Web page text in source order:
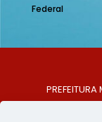
Federal